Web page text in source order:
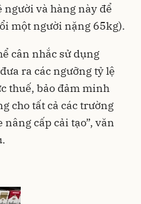
người và hàng này để
một người nặng 65kg).
cân nhắc sử dụng
ra các ngưỡng tỷ lệ
thuế, bảo đảm minh
cho tất cả các trường
cấp cải tạo”, văn